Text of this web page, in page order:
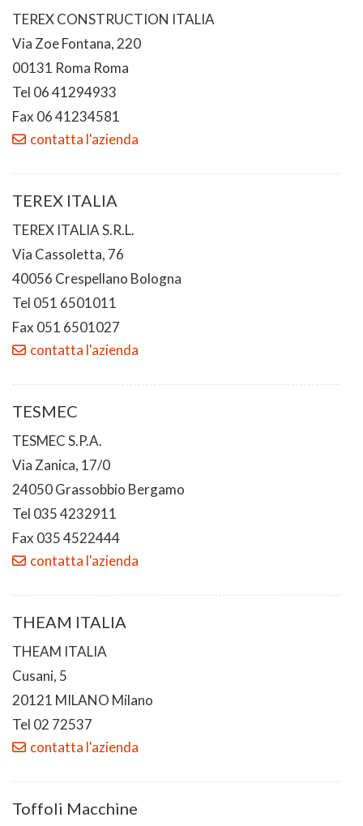
TEREX CONSTRUCTION ITALIA
Via Zoe Fontana, 220
00131 Roma Roma
Tel 06 41294933
Fax 06 41234581
contatta l'azienda
TEREX ITALIA
TEREX ITALIA S.R.L.
Via Cassoletta, 76
40056 Crespellano Bologna
Tel 051 6501011
Fax 051 6501027
contatta l'azienda
TESMEC
TESMEC S.P.A.
Via Zanica, 17/0
24050 Grassobbio Bergamo
Tel 035 4232911
Fax 035 4522444
contatta l'azienda
THEAM ITALIA
THEAM ITALIA
Cusani, 5
20121 MILANO Milano
Tel 02 72537
contatta l'azienda
Toffoli Macchine